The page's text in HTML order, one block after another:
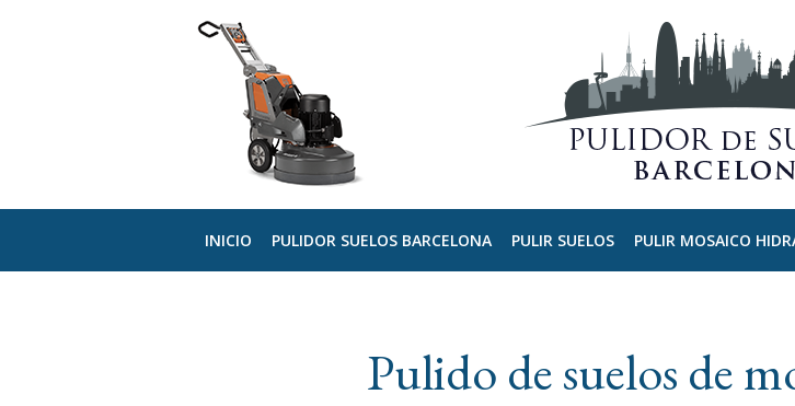
INICIO PULIDOR SUELOS BARCELONA PULIR SUELOS PULIR MOSAICO
Pulido de suelos de